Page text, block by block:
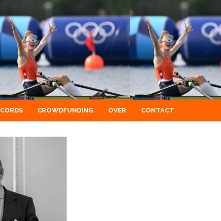
CROWDFUNDING OVER CONTACT